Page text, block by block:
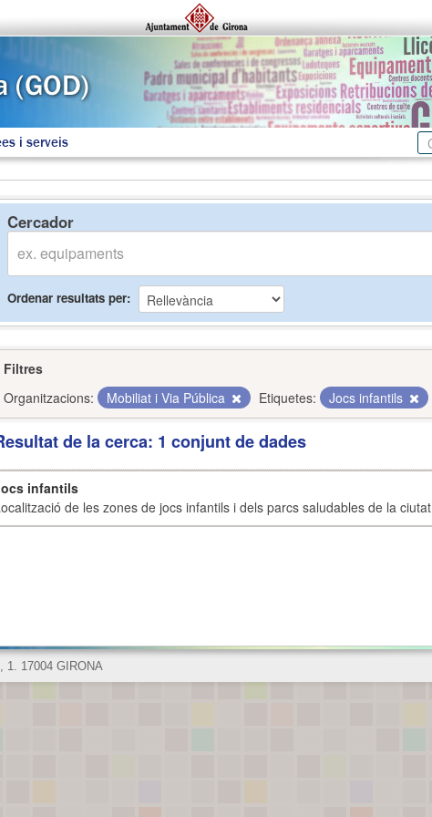
i serveis
Cercador
Ordenar resultats per
Filtres
Organitzacions:
Mobiliat i Via Pública Etiquetes: Jocs infantils
de la cerca: 1 conjunt de dades
infantils
de les zones de jocs infantils i dels parcs saludables de la ciutat
1. 17004 GIRONA